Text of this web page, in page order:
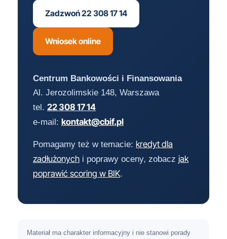
Zadzwoń 22 308 17 14
Wniosek online
Centrum Bankowości i Finansowania
Al. Jerozolimskie 148, Warszawa
tel. 22 308 17 14
e-mail: kontakt@cbif.pl
Pomagamy też w temacie: kredyt dla
zadłużonych i poprawy oceny, zobacz jak
poprawić scoring w BIK.
Materiał ma charakter informacyjny i nie stanowi porady